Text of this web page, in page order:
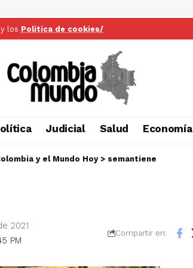
y los Politica de cookies/
Judicial Salud Economía
y el Mundo Hoy> semantiene
PM
2021
Compartir en: